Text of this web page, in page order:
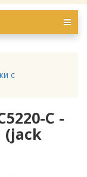
с
C -
(jack